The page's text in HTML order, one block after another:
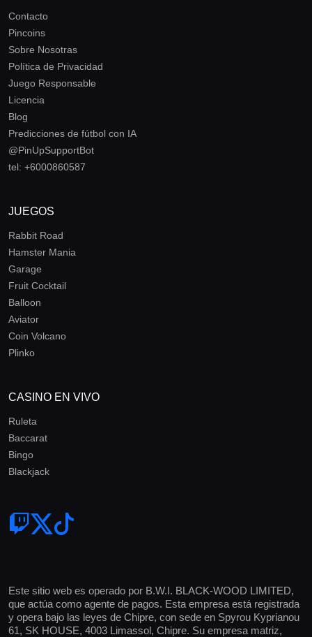
Contacto
Pincoins
Sobre Nosotras
Política de Privacidad
Juego Responsable
Licencia
Blog
Predicciones de fútbol con IA
@PinUpSupportBot
tel: +6000860587
JUEGOS
Rabbit Road
Hamster Mania
Garage
Fruit Cocktail
Balloon
Aviator
Coin Volcano
Plinko
CASINO EN VIVO
Ruleta
Baccarat
Bingo
Blackjack
Este sitio web es operado por B.W.I. BLACK-WOOD LIMITED,
que actúa como agente de pagos. Esta empresa está registrada
y opera bajo las leyes de Chipre, con sede en Spyrou Kyprianou
61, SK HOUSE, 4003 Limassol, Chipre. Su empresa matriz,